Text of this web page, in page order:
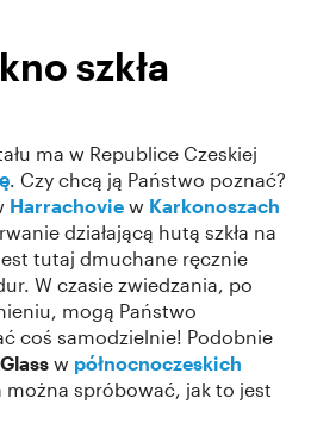
szkła
ma w Republice Czeskiej
. Czy chcą ją Państwo poznać?
Harrachovie w Karkonoszach
działającą hutą szkła na
tutaj dmuchane ręcznie
W czasie zwiedzania, po
mogą Państwo
coś samodzielnie! Podobnie
w północnoczeskich
spróbować, jak to jest